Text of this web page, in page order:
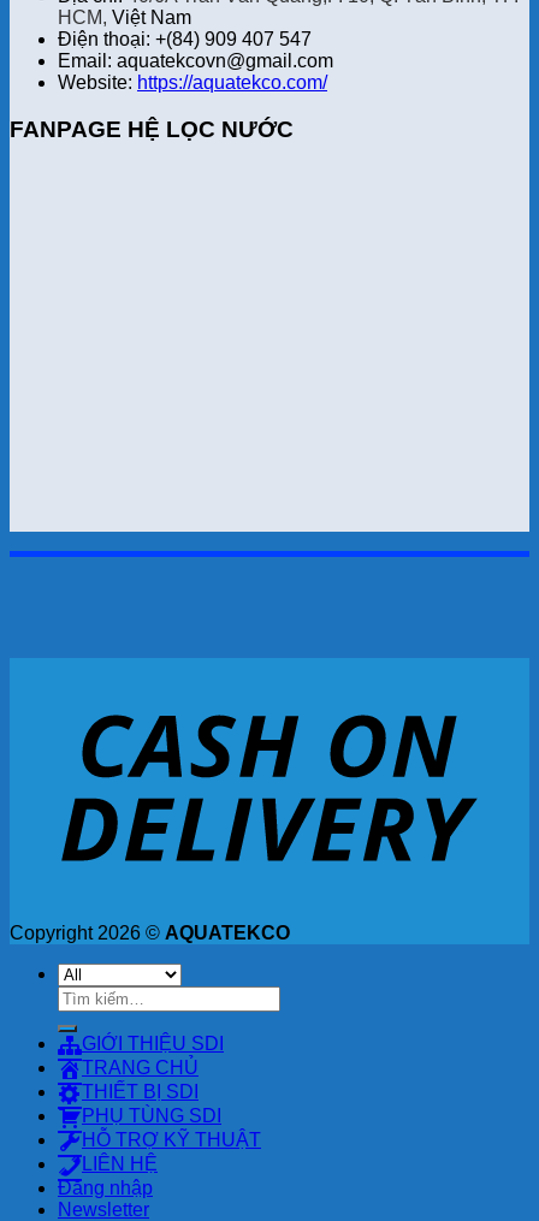
HCM, Việt Nam
Điện thoại: +(84) 909 407 547
Email: aquatekcovn@gmail.com
Website: https://aquatekco.com/
FANPAGE HỆ LỌC NƯỚC
Copyright 2026 © AQUATEKCO
Tìm
kiếm:
GIỚI THIỆU SDI
TRANG CHỦ
THIẾT BỊ SDI
PHỤ TÙNG SDI
HỖ TRỢ KỸ THUẬT
LIÊN HỆ
Đăng nhập
Newsletter